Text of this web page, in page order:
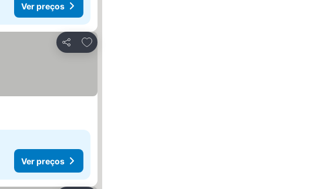
Ver preços
Partilhar
Adicionar aos favoritos
Ver preços